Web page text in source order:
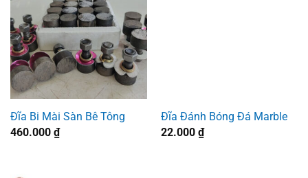
Đĩa Bi Mài Sàn Bê Tông
460.000 ₫
Đĩa Đánh Bóng Đá Marble
22.000 ₫